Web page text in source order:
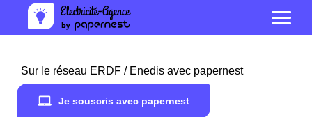
Sur le réseau ERDF / Enedis avec papernest
Je souscris avec papernest